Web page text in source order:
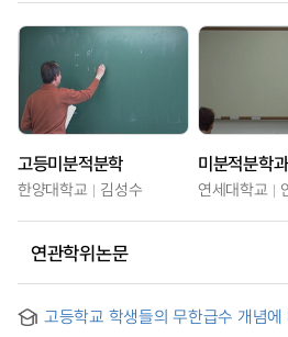
고등미분적분학
한양대학교 김성수 연세대학교
연관학위논문
고등학교 학생들의 무한급수 개념에